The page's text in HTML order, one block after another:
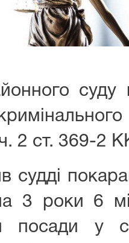
суду
2 ст. 369-2
судді
3 роки 6
посади у